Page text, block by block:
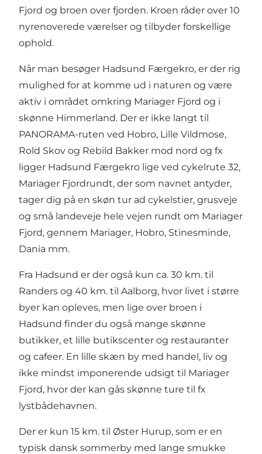
Fjord og broen over fjorden. Kroen råder over 10
nyrenoverede værelser og tilbyder forskellige
ophold.
Når man besøger Hadsund Færgekro, er der rig
mulighed for at komme ud i naturen og være
aktiv i området omkring Mariager Fjord og i
skønne Himmerland. Der er ikke langt til
PANORAMA-ruten ved Hobro, Lille Vildmose,
Rold Skov og Rebild Bakker mod nord og fx
ligger Hadsund Færgekro lige ved cykelrute 32,
Mariager Fjordrundt, der som navnet antyder,
tager dig på en skøn tur ad cykelstier, grusveje
og små landeveje hele vejen rundt om Mariager
Fjord, gennem Mariager, Hobro, Stinesminde,
Dania mm.
Fra Hadsund er der også kun ca. 30 km. til
Randers og 40 km. til Aalborg, hvor livet i større
byer kan opleves, men lige over broen i
Hadsund finder du også mange skønne
butikker, et lille butikscenter og restauranter
og cafeer. En lille skæn by med handel, liv og
ikke mindst imponerende udsigt til Mariager
Fjord, hvor der kan gås skønne ture til fx
lystbådehavnen.
Der er kun 15 km. til Øster Hurup, som er en
typisk dansk sommerby med lange smukke